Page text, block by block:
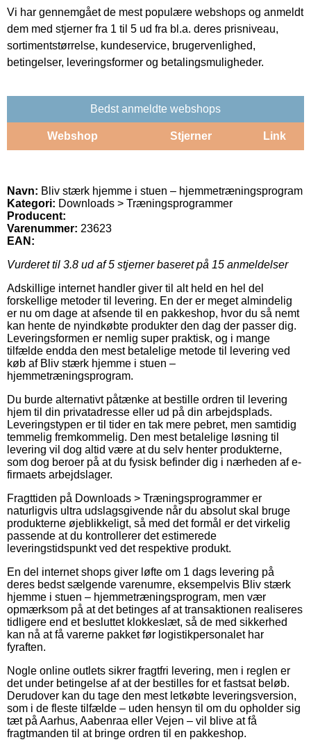
Vi har gennemgået de mest populære webshops og anmeldt
dem med stjerner fra 1 til 5 ud fra bl.a. deres prisniveau,
sortimentstørrelse, kundeservice, brugervenlighed,
betingelser, leveringsformer og betalingsmuligheder.
Bedst anmeldte webshops
Webshop Stjerner Link
Navn: Bliv stærk hjemme i stuen – hjemmetræningsprogram
Kategori: Downloads > Træningsprogrammer
Producent:
Varenummer: 23623
EAN:
Vurderet til 3.8 ud af 5 stjerner baseret på 15 anmeldelser
Adskillige internet handler giver til alt held en hel del
forskellige metoder til levering. En der er meget almindelig
er nu om dage at afsende til en pakkeshop, hvor du så nemt
kan hente de nyindkøbte produkter den dag der passer dig.
Leveringsformen er nemlig super praktisk, og i mange
tilfælde endda den mest betalelige metode til levering ved
køb af Bliv stærk hjemme i stuen –
hjemmetræningsprogram.
Du burde alternativt påtænke at bestille ordren til levering
hjem til din privatadresse eller ud på din arbejdsplads.
Leveringstypen er til tider en tak mere pebret, men samtidig
temmelig fremkommelig. Den mest betalelige løsning til
levering vil dog altid være at du selv henter produkterne,
som dog beroer på at du fysisk befinder dig i nærheden af e-
firmaets arbejdslager.
Fragttiden på Downloads > Træningsprogrammer er
naturligvis ultra udslagsgivende når du absolut skal bruge
produkterne øjeblikkeligt, så med det formål er det virkelig
passende at du kontrollerer det estimerede
leveringstidspunkt ved det respektive produkt.
En del internet shops giver løfte om 1 dags levering på
deres bedst sælgende varenumre, eksempelvis Bliv stærk
hjemme i stuen – hjemmetræningsprogram, men vær
opmærksom på at det betinges af at transaktionen realiseres
tidligere end et besluttet klokkeslæt, så de med sikkerhed
kan nå at få varerne pakket før logistikpersonalet har
fyraften.
Nogle online outlets sikrer fragtfri levering, men i reglen er
det under betingelse af at der bestilles for et fastsat beløb.
Derudover kan du tage den mest letkøbte leveringsversion,
som i de fleste tilfælde – uden hensyn til om du opholder sig
tæt på Aarhus, Aabenraa eller Vejen – vil blive at få
fragtmanden til at bringe ordren til en pakkeshop.